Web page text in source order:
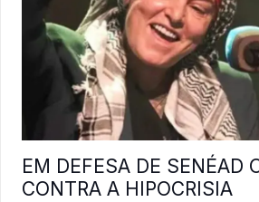
EM DEFESA DE SENÉAD
CONTRA A HIPOCRISIA